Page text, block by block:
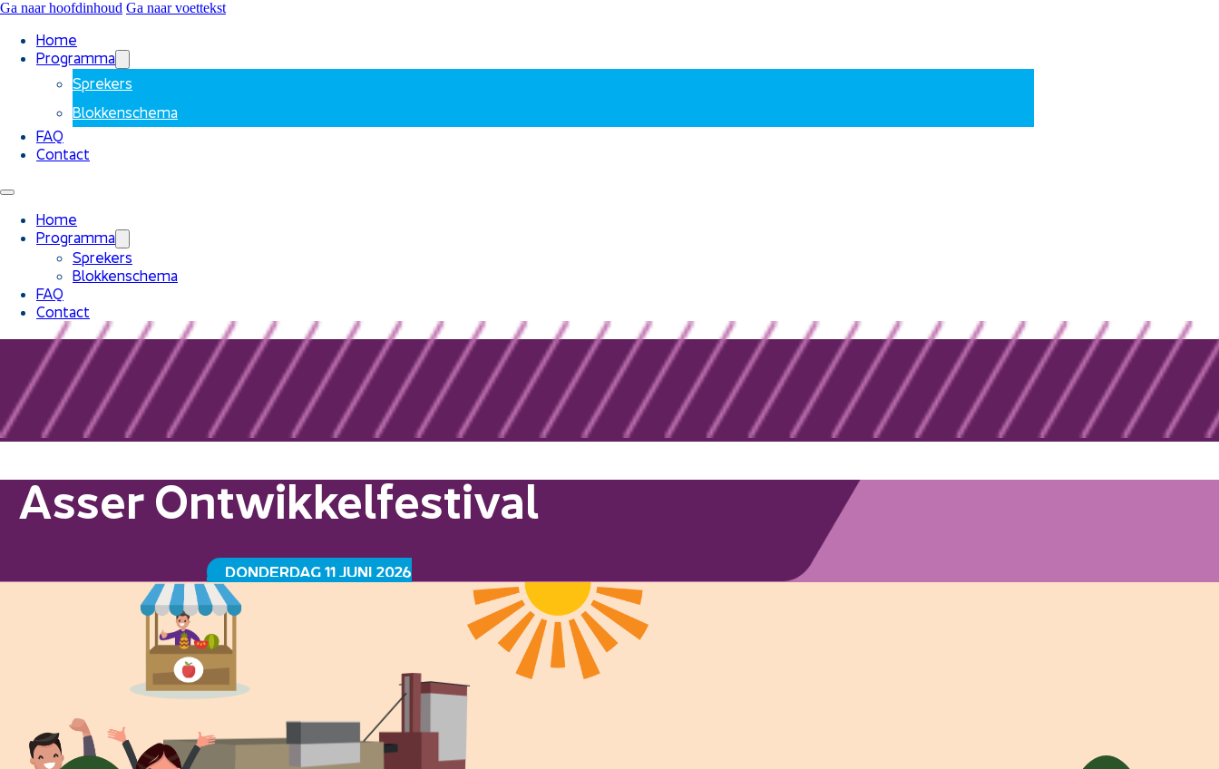
Ga naar hoofdinhoud Ga naar voettekst
Home
Programma
Sprekers
Blokkenschema
FAQ
Contact
Home
Programma
Sprekers
Blokkenschema
FAQ
Contact
Asser Ontwikkelfestival
DONDERDAG 11 JUNI 2026
GRAANSILO HAVENKADE